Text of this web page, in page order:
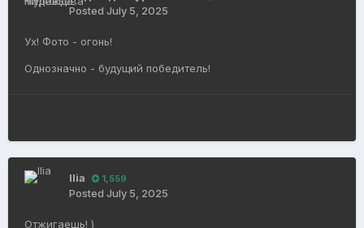
Posted July 5, 2025
Ух! Фото - огонь!
Однозначно - будущий победитель!
Ilia 1,559
Posted July 5, 2025
Отжигаешь! )